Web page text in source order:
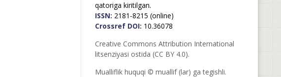
qatoriga kiritilgan.
ISSN: 2181-8215 (online)
Crossref DOI: 10.36078
Creative Commons Attribution International
litsenziyasi ostida (CC BY 4.0).
Mualliflik huquqi © muallif (lar) ga tegishli.